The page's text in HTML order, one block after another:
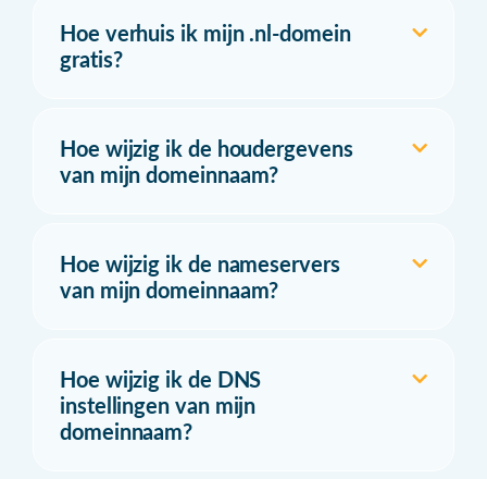
Hoe verhuis ik mijn .nl-domein
gratis?
Hoe wijzig ik de houdergevens
van mijn domeinnaam?
Hoe wijzig ik de nameservers
van mijn domeinnaam?
Hoe wijzig ik de DNS
instellingen van mijn
domeinnaam?